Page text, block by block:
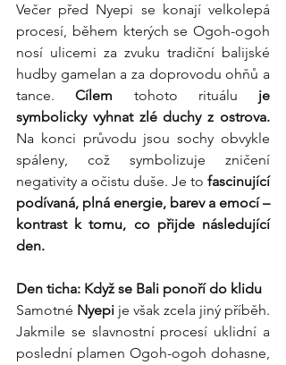
Večer před Nyepi se konají velkolepá
procesí, během kterých se Ogoh-ogoh
nosí ulicemi za zvuku tradiční balijské
hudby gamelan a za doprovodu ohňů a
tance. Cílem tohoto rituálu je
symbolicky vyhnat zlé duchy z ostrova.
Na konci průvodu jsou sochy obvykle
spáleny, což symbolizuje zničení
negativity a očistu duše. Je to fascinující
podívaná, plná energie, barev a emocí –
kontrast k tomu, co přijde následující
den.
Den ticha: Když se Bali ponoří do klidu
Samotné Nyepi je však zcela jiný příběh.
Jakmile se slavnostní procesí uklidní a
poslední plamen Ogoh-ogoh dohasne,